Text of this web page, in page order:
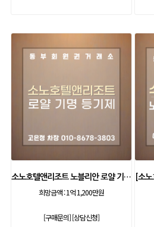
소노호텔앤리조트 노블리안 로얄 기명 등기제
희망금액 :1억 1,200만원
[구매문의][상담신청]